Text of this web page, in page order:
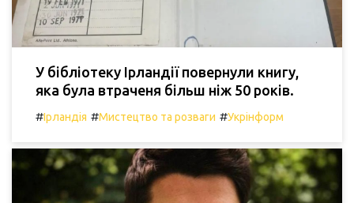
У бібліотеку Ірландії повернули книгу,
яка була втраченя більш ніж 50 років.
#Ірландія #Мистецтво та розваги #Укрінформ